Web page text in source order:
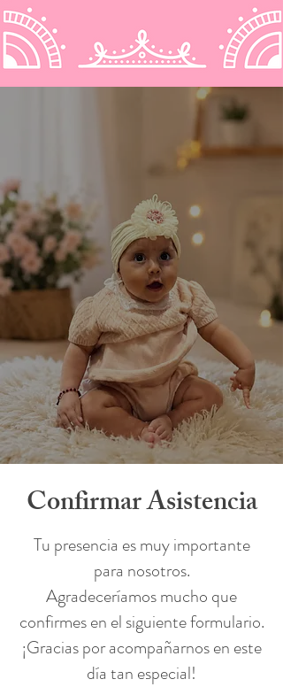
Confirmar Asistencia
Tu presencia es muy importante
para nosotros.
Agradeceríamos mucho que
confirmes en el siguiente formulario.
¡Gracias por acompañarnos en este
día tan especial!